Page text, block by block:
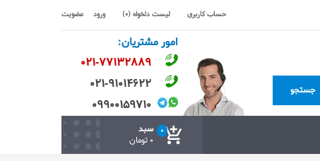
حساب کاربری لیست دلخواه (0) ورود عضویت
جستجو
امور مشتریان:
۰۲۱-۷۷۱٣۲۸۸۹
۰۲۱-۹۱۰۱۴۶۲۲
۰۹۹۰۰۱۵۹۷۱۰
سبد 0
0 تومان